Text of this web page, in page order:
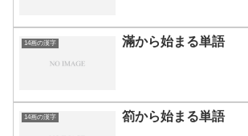
14画の漢字 滿から始まる単語
14画の漢字 箚から始まる単語